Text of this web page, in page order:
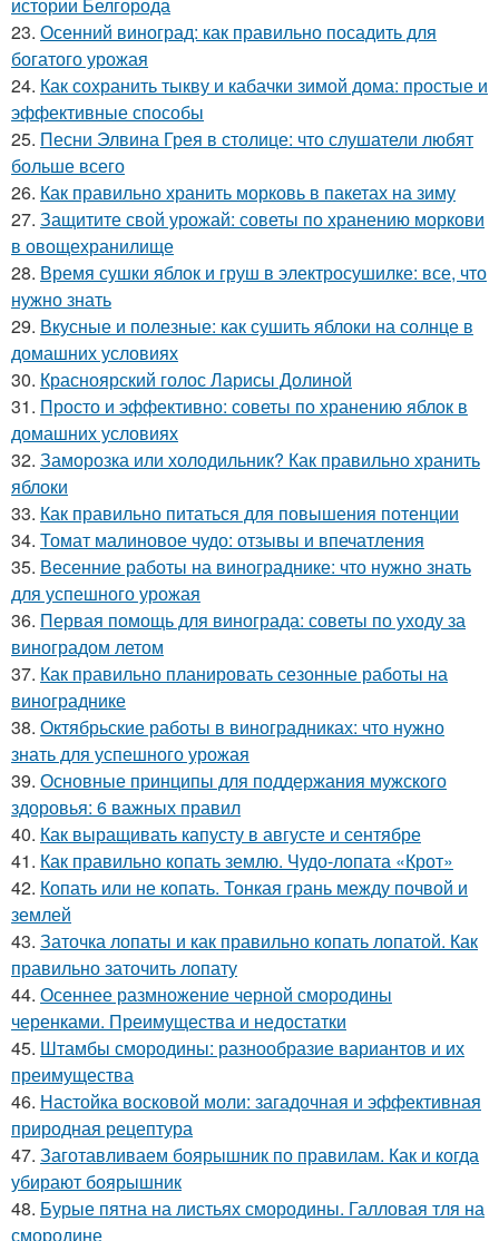
23. Осенний виноград: как правильно посадить для
богатого урожая
24. Как сохранить тыкву и кабачки зимой дома: простые и
эффективные способы
25. Песни Элвина Грея в столице: что слушатели любят
больше всего
26. Как правильно хранить морковь в пакетах на зиму
27. Защитите свой урожай: советы по хранению моркови
в овощехранилище
28. Время сушки яблок и груш в электросушилке: все, что
нужно знать
29. Вкусные и полезные: как сушить яблоки на солнце в
домашних условиях
30. Красноярский голос Ларисы Долиной
31. Просто и эффективно: советы по хранению яблок в
домашних условиях
32. Заморозка или холодильник? Как правильно хранить
яблоки
33. Как правильно питаться для повышения потенции
34. Томат малиновое чудо: отзывы и впечатления
35. Весенние работы на винограднике: что нужно знать
для успешного урожая
36. Первая помощь для винограда: советы по уходу за
виноградом летом
37. Как правильно планировать сезонные работы на
винограднике
38. Октябрьские работы в виноградниках: что нужно
знать для успешного урожая
39. Основные принципы для поддержания мужского
здоровья: 6 важных правил
40. Как выращивать капусту в августе и сентябре
41. Как правильно копать землю. Чудо-лопата «Крот»
42. Копать или не копать. Тонкая грань между почвой и
землей
43. Заточка лопаты и как правильно копать лопатой. Как
правильно заточить лопату
44. Осеннее размножение черной смородины
черенками. Преимущества и недостатки
45. Штамбы смородины: разнообразие вариантов и их
преимущества
46. Настойка восковой моли: загадочная и эффективная
природная рецептура
47. Заготавливаем боярышник по правилам. Как и когда
убирают боярышник
48. Бурые пятна на листьях смородины. Галловая тля на
смородине